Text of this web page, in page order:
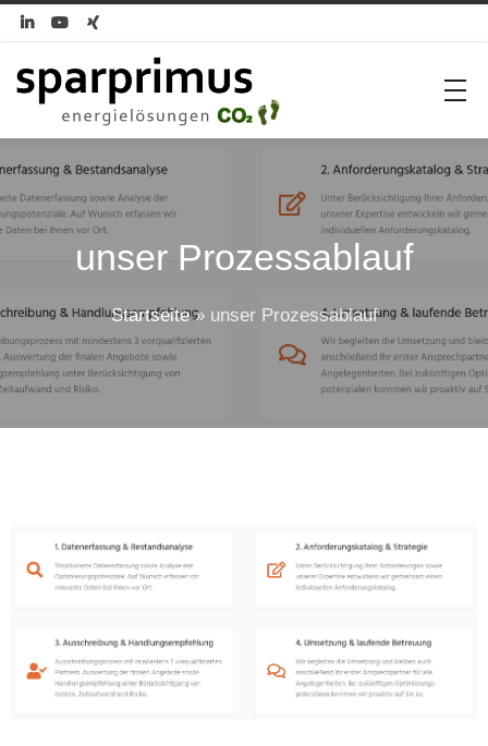
  
unser Prozessablauf
Startseite» unser Prozessablauf